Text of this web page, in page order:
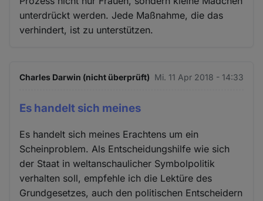
unterdrückt werden. Jede Maßnahme, die das
verhindert, ist zu unterstützen.
Charles Darwin (nicht überprüft) Mi. 11 Apr 2018 - 14:33
Es handelt sich meines
Es handelt sich meines Erachtens um ein
Scheinproblem. Als Entscheidungshilfe wie sich
der Staat in weltanschaulicher Symbolpolitik
verhalten soll, empfehle ich die Lektüre des
Grundgesetzes, auch den politischen Entscheidern